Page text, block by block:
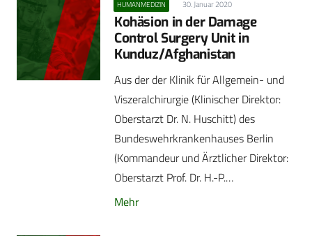
HUMANMEDIZIN 30. Januar 2020
Kohäsion in der Damage
Control Surgery Unit in
Kunduz/Afghanistan
Aus der der Klinik für Allgemein- und
Viszeralchirurgie (Klinischer Direktor:
Oberstarzt Dr. N. Huschitt) des
Bundeswehrkrankenhauses Berlin
(Kommandeur und Ärztlicher Direktor:
Oberstarzt Prof. Dr. H.-P.…
Mehr